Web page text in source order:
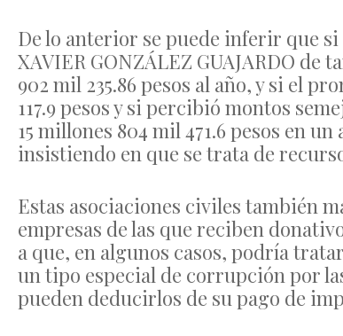
De lo anterior se puede inferir que
XAVIER GONZÁLEZ GUAJARDO de
902 mil 235.86 pesos al año, y si el
117.9 pesos y si percibió montos
15 millones 804 mil 471.6 pesos en
insistiendo en que se trata de
Estas asociaciones civiles también
empresas de las que reciben
a que, en algunos casos, podría
un tipo especial de corrupción por
pueden deducirlos de su pago de